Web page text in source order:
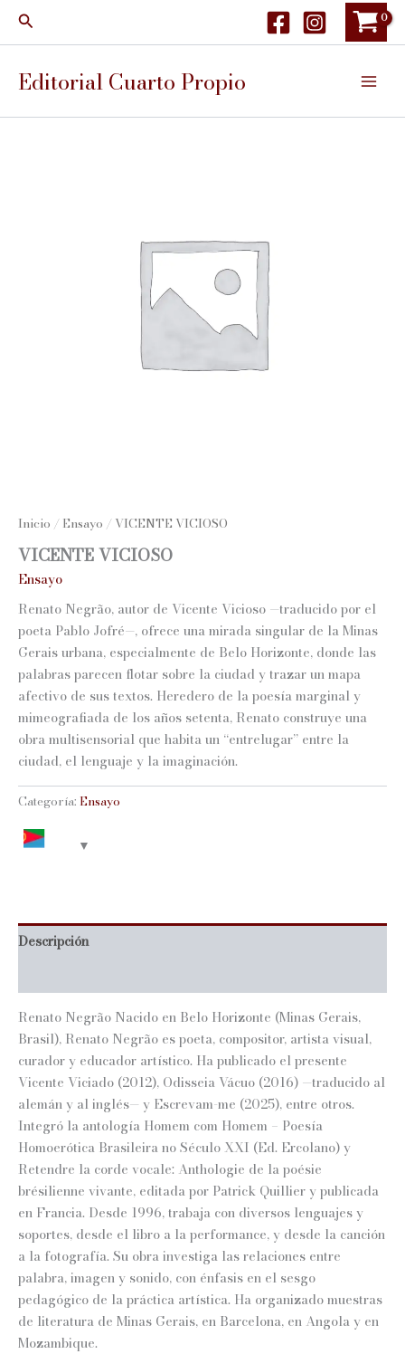
Buscar
Editorial Cuarto Propio
Inicio / Ensayo / VICENTE VICIOSO
VICENTE VICIOSO
Ensayo
Renato Negrão, autor de Vicente Vicioso —traducido por el
poeta Pablo Jofré—, ofrece una mirada singular de la Minas
Gerais urbana, especialmente de Belo Horizonte, donde las
palabras parecen flotar sobre la ciudad y trazar un mapa
afectivo de sus textos. Heredero de la poesía marginal y
mimeografiada de los años setenta, Renato construye una
obra multisensorial que habita un “entrelugar” entre la
ciudad, el lenguaje y la imaginación.
Categoría: Ensayo
Descripción
Renato Negrão Nacido en Belo Horizonte (Minas Gerais,
Brasil), Renato Negrão es poeta, compositor, artista visual,
curador y educador artístico. Ha publicado el presente
Vicente Viciado (2012), Odisseia Vácuo (2016) —traducido al
alemán y al inglés— y Escrevam-me (2025), entre otros.
Integró la antología Homem com Homem – Poesía
Homoerótica Brasileira no Século XXI (Ed. Ercolano) y
Retendre la corde vocale: Anthologie de la poésie
brésilienne vivante, editada por Patrick Quillier y publicada
en Francia. Desde 1996, trabaja con diversos lenguajes y
soportes, desde el libro a la performance, y desde la canción
a la fotografía. Su obra investiga las relaciones entre
palabra, imagen y sonido, con énfasis en el sesgo
pedagógico de la práctica artística. Ha organizado muestras
de literatura de Minas Gerais, en Barcelona, en Angola y en
Mozambique.